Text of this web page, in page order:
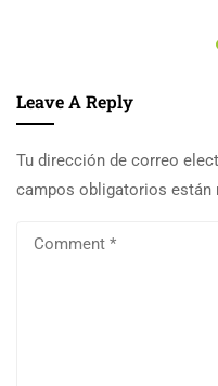
Leave A Reply
Tu dirección de correo
campos obligatorios están